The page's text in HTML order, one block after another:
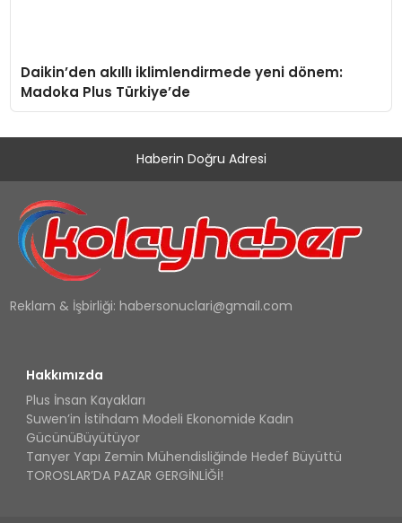
Daikin’den akıllı iklimlendirmede yeni dönem:
Madoka Plus Türkiye’de
Haberin Doğru Adresi
Reklam & İşbirliği: habersonuclari@gmail.com
Hakkımızda
Plus İnsan Kayakları
Suwen’in İstihdam Modeli Ekonomide Kadın
GücünüBüyütüyor
Tanyer Yapı Zemin Mühendisliğinde Hedef Büyüttü
TOROSLAR’DA PAZAR GERGİNLİĞİ!